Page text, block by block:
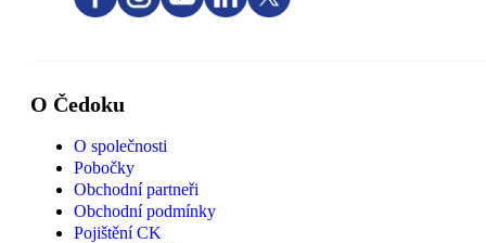
O Čedoku
O společnosti
Pobočky
Obchodní partneři
Obchodní podmínky
Pojištění CK